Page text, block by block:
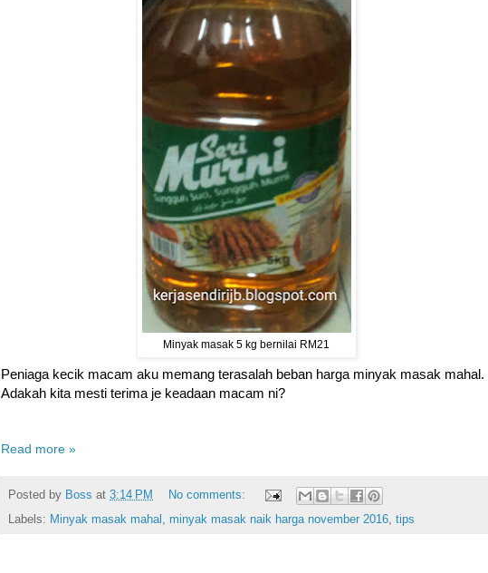
Minyak masak 5 kg bernilai RM21
Peniaga kecik macam aku memang terasalah beban harga minyak masak mahal.
Adakah kita mesti terima je keadaan macam ni?
Read more »
Posted by Boss at 3:14 PM
No comments:
Labels: Minyak masak mahal minyak masak naik harga november 2016 tips